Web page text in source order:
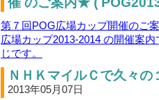
第７回POG広場カップ開催のご
広場カップ2013-2014 の開催案
じです。
ＮＨＫマイルＣで久々
2013年05月07日